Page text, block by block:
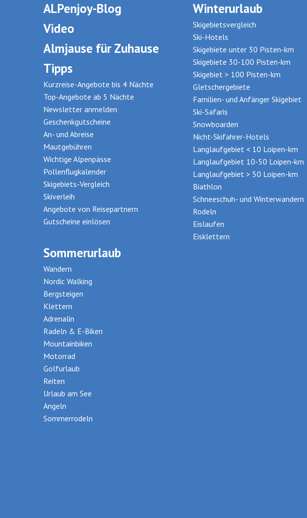
Traditionelle, internationale Küche, Weinkeller
Mautfreie Anreise -> Garmisch -> Seefeld ->
Sellrain
Preise inklusive Halbpension
ALPenjoy-Blog
Video
Almjause für Zuhause
Tipps
Kurzreise-Angebote bis 4 Nächte
Top-Angebote ab 5 Nächte
Newsletter anmelden
Geschenkgutscheine
An- und Abreise
Mautgebühren
Wichtige Alpenpässe
Pollenflugkalender
Skigebiets-Vergleich
Skiverleih
Angebote von Reisepartnern
Gutscheine einlösen
Sommerurlaub
Wandern
Nordic Walking
Bergsteigen
Klettern
Adrenalin
Radeln & E-Biken
Mountainbiken
Motorrad
Golfurlaub
Reiten
Urlaub am See
Angeln
Sommerrodeln
Winterurlaub
Skigebietsvergleich
Ski-Hotels
Skigebiete unter 30 Pisten-km
Skigebiete 30-100 Pisten-km
Skigebiet > 100 Pisten-km
Gletschergebiete
Familien- und Anfänger Skigebiet
Ski-Safaris
Snowboarden
Nicht-Skifahrer-Hotels
Langlaufgebiet < 10 Loipen-km
Langlaufgebiet 10-50 Loipen-km
Langlaufgebiet > 50 Loipen-km
Biathlon
Schneeschuh- und Winterwandern
Rodeln
Eislaufen
Eisklettern